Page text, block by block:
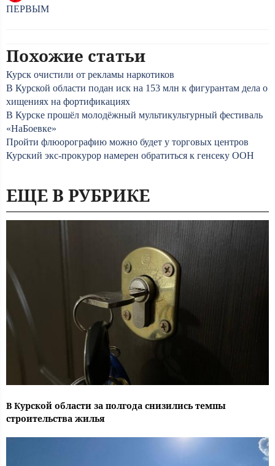
ПЕРВЫМ
Похожие статьи
Курск очистили от рекламы наркотиков
В Курской области подан иск на 153 млн к фигурантам дела о
хищениях на фортификациях
В Курске прошёл молодёжный мультикультурный фестиваль
«НаБоевке»
Пройти флюорографию можно будет у торговых центров
Курский экс-прокурор намерен обратиться к генсеку ООН
ЕЩЕ В РУБРИКЕ
В Курской области за полгода снизились темпы
строительства жилья